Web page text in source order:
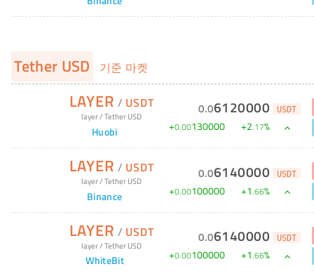
Tether USD 기준 마켓
LAYER / USDT
layer/Tether USD
Huobi
0.06120000 USDT
+0.00130000 +2.17%
LAYER / USDT
layer/Tether USD
Binance
0.06140000 USDT
+0.00100000 +1.66%
LAYER / USDT
layer/Tether USD
WhiteBit
0.06140000 USDT
+0.00100000 +1.66%